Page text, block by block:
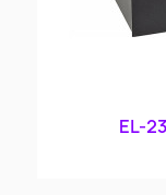
EL-